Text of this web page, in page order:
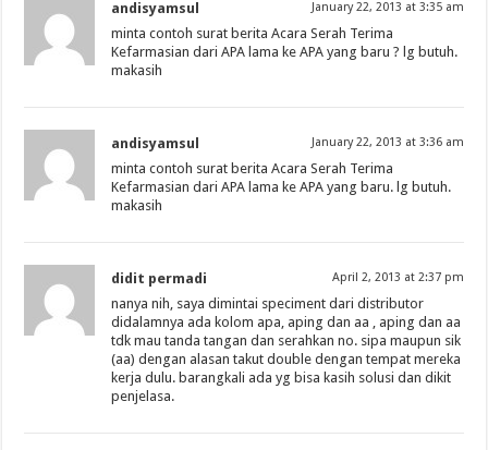
andisyamsul January 22, 2013 at 3:35 am
minta contoh surat berita Acara Serah Terima
Kefarmasian dari APA lama ke APA yang baru ? lg butuh.
makasih
andisyamsul January 22, 2013 at 3:36 am
minta contoh surat berita Acara Serah Terima
Kefarmasian dari APA lama ke APA yang baru. lg butuh.
makasih
didit permadi April 2, 2013 at 2:37 pm
nanya nih, saya dimintai speciment dari distributor
didalamnya ada kolom apa, aping dan aa , aping dan aa
tdk mau tanda tangan dan serahkan no. sipa maupun sik
(aa) dengan alasan takut double dengan tempat mereka
kerja dulu. barangkali ada yg bisa kasih solusi dan dikit
penjelasa.